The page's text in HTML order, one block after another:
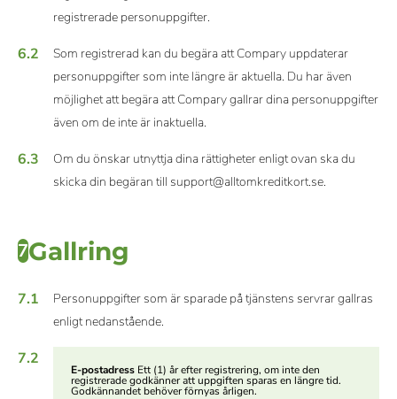
registrerade personuppgifter.
6.2
Som registrerad kan du begära att Compary uppdaterar
personuppgifter som inte längre är aktuella. Du har även
möjlighet att begära att Compary gallrar dina personuppgifter
även om de inte är inaktuella.
6.3
Om du önskar utnyttja dina rättigheter enligt ovan ska du
skicka din begäran till support@alltomkreditkort.se.
7Gallring
7.1
Personuppgifter som är sparade på tjänstens servrar gallras
enligt nedanstående.
7.2
E-postadress Ett (1) år efter registrering, om inte den
registrerade godkänner att uppgiften sparas en längre tid.
Godkännandet behöver förnyas årligen.